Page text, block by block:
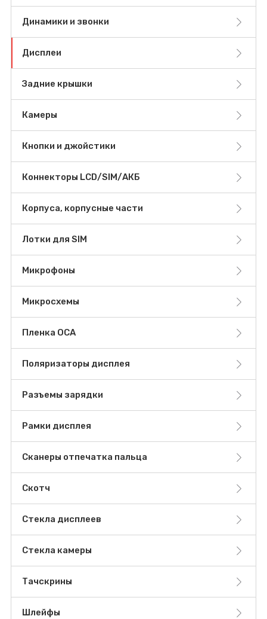
Динамики и звонки
Дисплеи
Задние крышки
Камеры
Кнопки и джойстики
Коннекторы LCD/SIM/АКБ
Корпуса, корпусные части
Лотки для SIM
Микрофоны
Микросхемы
Пленка OCA
Поляризаторы дисплея
Разъемы зарядки
Рамки дисплея
Сканеры отпечатка пальца
Скотч
Стекла дисплеев
Стекла камеры
Тачскрины
Шлейфы